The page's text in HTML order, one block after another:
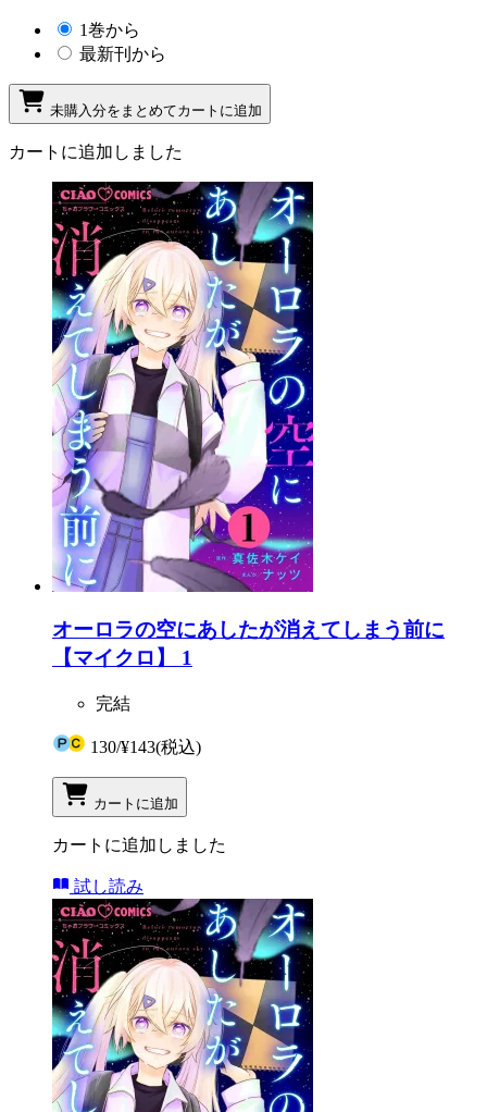
1巻から
最新刊から
未購入分をまとめてカートに追加
カートに追加しました
オーロラの空にあしたが消えてしまう前に
【マイクロ】 1
完結
130/¥143(税込)
カートに追加
カートに追加しました
試し読み